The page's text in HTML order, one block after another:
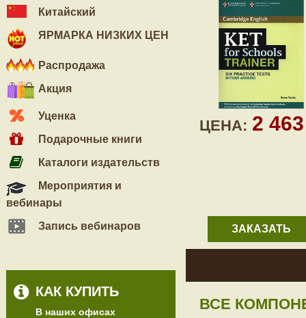
Китайский
ЯРМАРКА НИЗКИХ ЦЕН
Распродажа
Акция
Уценка
Подарочные книги
Каталоги издательств
Мероприятия и
вебинары
Запись вебинаров
КАК КУПИТЬ
В наших офисах
ЦЕНА: 2
ЗАКАЗАТЬ
ВСЕ